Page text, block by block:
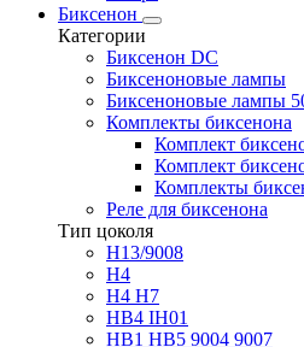
Биксенон
Категории
Биксенон DC
Биксеноновые лампы
Биксеноновые лампы
Комплекты биксенона
Комплект
Комплект
Комплекты
Реле для биксенона
Тип цоколя
H13/9008
H4
H4 H7
HB4 IH01
HB1 HB5 9004 9007